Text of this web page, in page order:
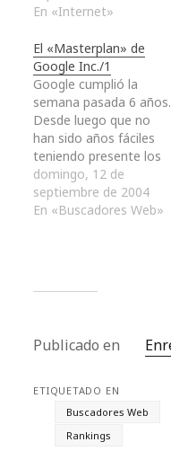
En «Internet»
El «Masterplan» de
Google Inc./1
Google cumplió la
semana pasada 6 años.
Desde luego que no
han sido años fáciles
teniendo presente los
grandes competidores
que el sector
tecnológico tiene,
parece dispuesto en
convertirse en un
domingo, 12 de
septiembre de 2004
En «Buscadores Web»
Publicado en
ETIQUETADO EN
Buscadores Web
Rankings